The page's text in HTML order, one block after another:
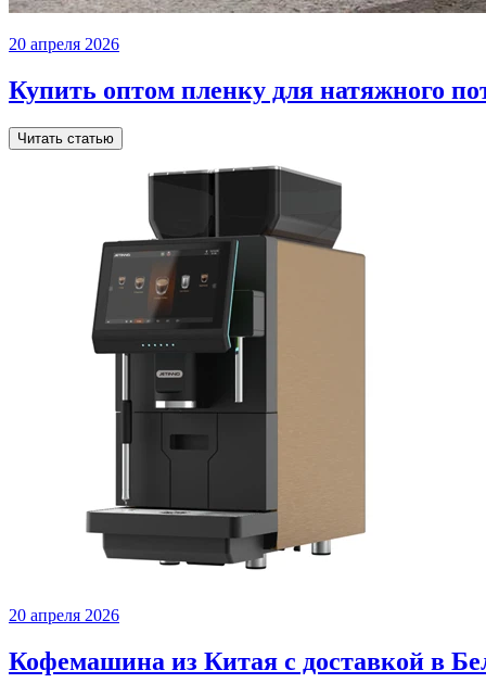
20 апреля 2026
Купить оптом пленку для натяжного
Читать статью
20 апреля 2026
Кофемашина из Китая с доставкой в